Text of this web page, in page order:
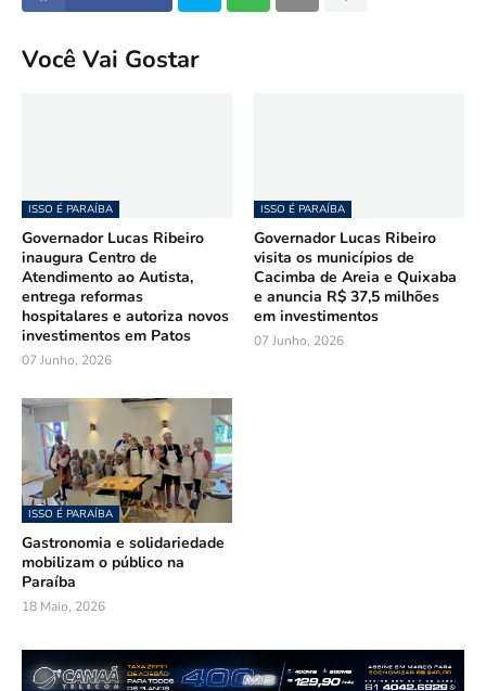
Você Vai Gostar
ISSO É PARAÍBA
Governador Lucas Ribeiro
inaugura Centro de
Atendimento ao Autista,
entrega reformas
hospitalares e autoriza novos
investimentos em Patos
07 Junho, 2026
ISSO É PARAÍBA
Governador Lucas Ribeiro
visita os municípios de
Cacimba de Areia e Quixaba
e anuncia R$ 37,5 milhões
em investimentos
07 Junho, 2026
ISSO É PARAÍBA
Gastronomia e solidariedade
mobilizam o público na
Paraíba
18 Maio, 2026